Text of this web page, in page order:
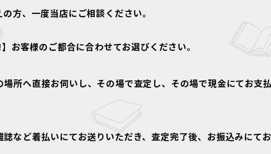
方、一度当店にご相談ください。
お客様のご都合に合わせてお選びください。
場所へ直接お伺いし、その場で査定し、その場で現金にてお支
誌など着払いにてお送りいただき、査定完了後、お振込みにて